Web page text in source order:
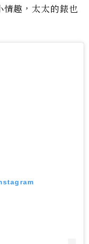
情趣，太太的錶也